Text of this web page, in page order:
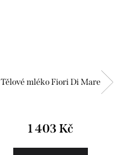
Tělové mléko Fiori Di Mare
1 403 Kč